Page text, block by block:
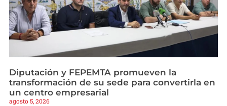
Diputación y FEPEMTA promueven la
transformación de su sede para convertirla en
un centro empresarial
agosto 5, 2026